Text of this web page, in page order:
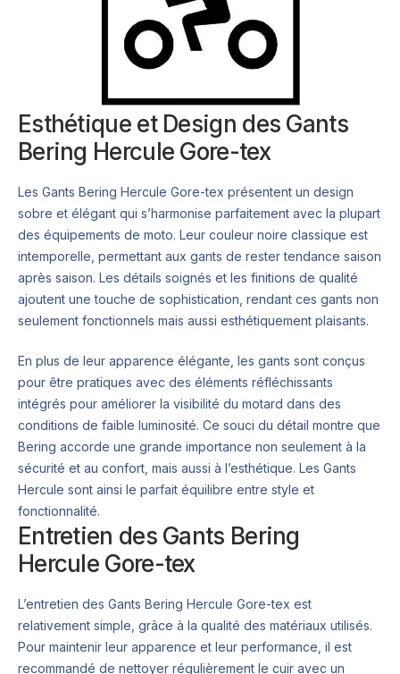
Esthétique et Design des Gants
Bering Hercule Gore-tex
Les Gants Bering Hercule Gore-tex présentent un design
sobre et élégant qui s’harmonise parfaitement avec la plupart
des équipements de moto. Leur couleur noire classique est
intemporelle, permettant aux gants de rester tendance saison
après saison. Les détails soignés et les finitions de qualité
ajoutent une touche de sophistication, rendant ces gants non
seulement fonctionnels mais aussi esthétiquement plaisants.
En plus de leur apparence élégante, les gants sont conçus
pour être pratiques avec des éléments réfléchissants
intégrés pour améliorer la visibilité du motard dans des
conditions de faible luminosité. Ce souci du détail montre que
Bering accorde une grande importance non seulement à la
sécurité et au confort, mais aussi à l’esthétique. Les Gants
Hercule sont ainsi le parfait équilibre entre style et
fonctionnalité.
Entretien des Gants Bering
Hercule Gore-tex
L’entretien des Gants Bering Hercule Gore-tex est
relativement simple, grâce à la qualité des matériaux utilisés.
Pour maintenir leur apparence et leur performance, il est
recommandé de nettoyer régulièrement le cuir avec un